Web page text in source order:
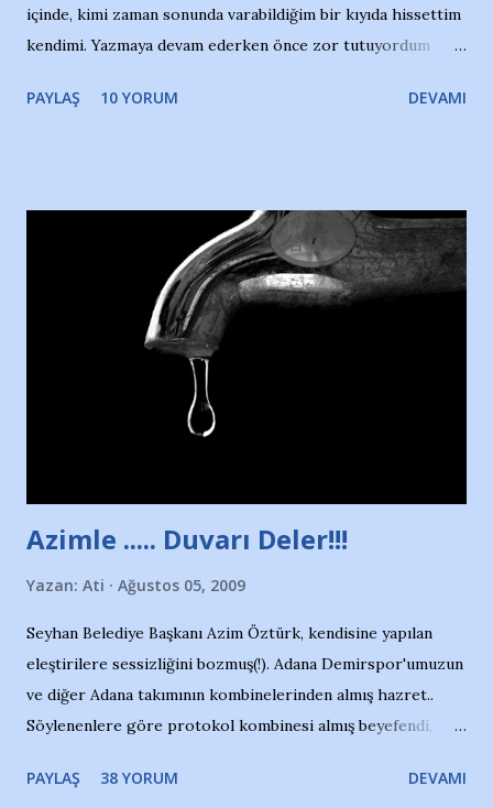
içinde, kimi zaman sonunda varabildiğim bir kıyıda hissettim
kendimi. Yazmaya devam ederken önce zor tutuyordum
Yazımı, ağlayarak bitirebildim ancak…Kendisinin web
Nesrin’in Hikayesi’ne başlıyorum… 1964 Adana Yüzme
havuzunun kenarında 7 yaşında kara kuru bir kız çocuğu
duruyor. Havuzun içinde Adana Demirspor Kulübü
yüzücüleri. Erkekler çoğunlukta. Küçük kız etrafına bakıyor.
Sadece 4 kız çocuğu var. Nesrin, Adana Demirspor’un 4
kızından biri oluyor o gün…Giriyor havuza. 1973 – 1975
Adana Nesrin, 16 yaşında. Yüzüyor. 7 yaşında girdiği
Türkiye 3.lüğü var. 17 yaşında mar...
PAYLAŞ 10 YORUM DEVAMI
Azimle ..... Duvarı Deler!!!
Yazan: Ati Ağustos 05, 2009
Seyhan Belediye Başkanı Azim Öztürk, kendisine yapılan
eleştirilere sessizliğini bozmuş(!). Adana Demirspor'umuzun
ve diğer Adana takımının kombinelerinden almış hazret..
Söylenenlere göre protokol kombinesi almış beyefendi,
ki kombineyi Bekir Başkan'dan alırken; dillere destan..
PAYLAŞ 38 YORUM DEVAMI